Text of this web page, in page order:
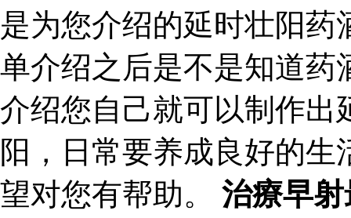
是为您介绍的延时壮阳
单介绍之后是不是知道药
介绍您自己就可以制作出
阳，日常要养成良好的
望对您有帮助。 治療早